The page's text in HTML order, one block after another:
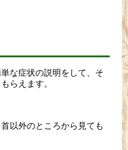
な症状の説明をして、そ
らえます。
以外のところから見ても